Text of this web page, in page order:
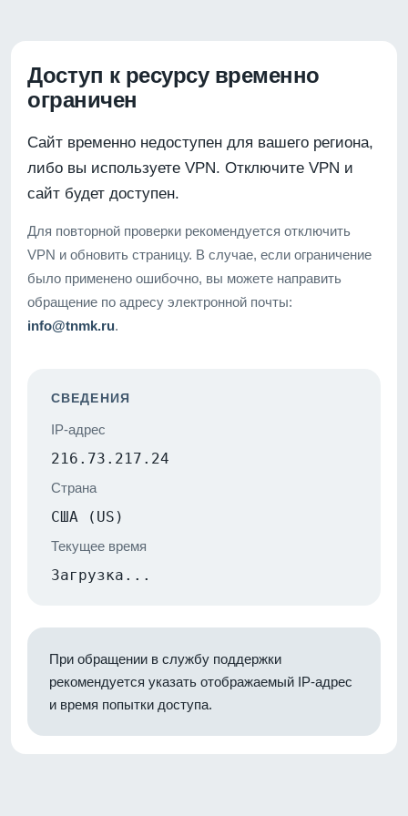
Доступ к ресурсу временно
ограничен
Сайт временно недоступен для вашего региона,
либо вы используете VPN. Отключите VPN и
сайт будет доступен.
Для повторной проверки рекомендуется отключить
VPN и обновить страницу. В случае, если ограничение
было применено ошибочно, вы можете направить
обращение по адресу электронной почты:
info@tnmk.ru.
СВЕДЕНИЯ
IP-адрес
216.73.217.24
Страна
США (US)
Текущее время
Загрузка...
При обращении в службу поддержки
рекомендуется указать отображаемый IP-адрес
и время попытки доступа.